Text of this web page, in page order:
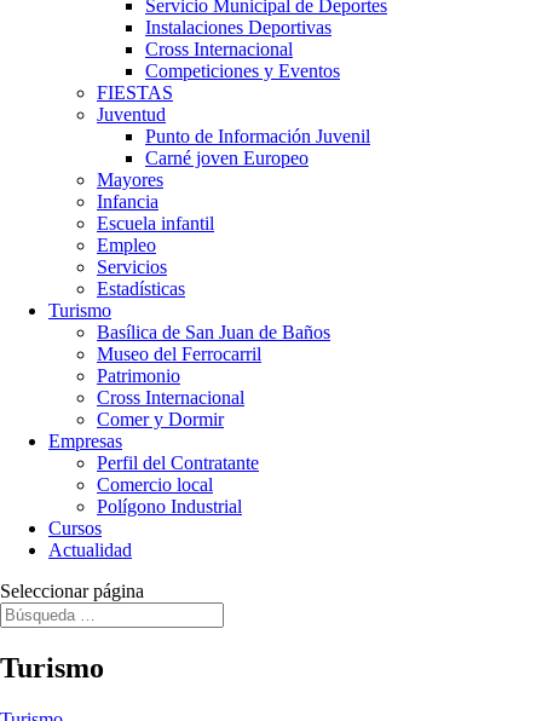
Servicio Municipal de Deportes
Instalaciones Deportivas
Cross Internacional
Competiciones y Eventos
FIESTAS
Juventud
Punto de Información Juvenil
Carné joven Europeo
Mayores
Infancia
Escuela infantil
Empleo
Servicios
Estadísticas
Turismo
Basílica de San Juan de Baños
Museo del Ferrocarril
Patrimonio
Cross Internacional
Comer y Dormir
Empresas
Perfil del Contratante
Comercio local
Polígono Industrial
Cursos
Actualidad
Seleccionar página
Turismo